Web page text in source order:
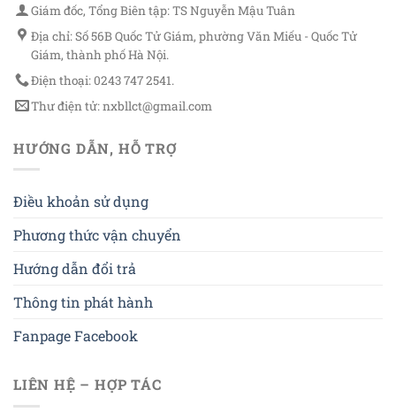
Giám đốc, Tổng Biên tập: TS Nguyễn Mậu Tuân
Địa chỉ: Số 56B Quốc Tử Giám, phường Văn Miếu - Quốc Tử
Giám, thành phố Hà Nội.
Điện thoại: 0243 747 2541.
Thư điện tử: nxbllct@gmail.com
HƯỚNG DẪN, HỖ TRỢ
Điều khoản sử dụng
Phương thức vận chuyển
Hướng dẫn đổi trả
Thông tin phát hành
Fanpage Facebook
LIÊN HỆ – HỢP TÁC